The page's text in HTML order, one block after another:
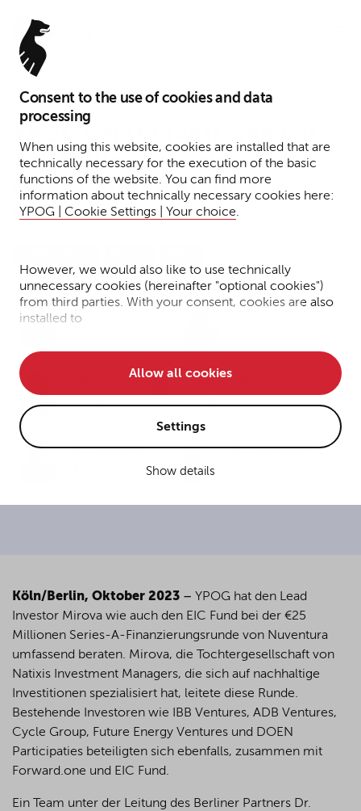
Consent to the use of cookies and data
processing
When using this website, cookies are installed that are
technically necessary for the execution of the basic
functions of the website. You can find more
information about technically necessary cookies here:
YPOG | Cookie Settings | Your choice.
However, we would also like to use technically
unnecessary cookies (hereinafter "optional cookies")
from third parties. With your consent, cookies are also
installed to
• improve the functionality of the website and
• Track your online behavior for targeted advertising
purposes.
By clicking on "Settings", you can individualize your
choice of optional cookies. You can revoke or change
your consent or selection at any time by clicking on the
cookiebutton at the bottom of our website.
For more details, see the cookie settings and our
privacy policy.
Allow all cookies
Settings
Show details
4. Oktober 2023
€25 Millionen Series-A-
Finanzierungsrunde von
Nuventura
Dr. Johannes
Dr. Benedikt
Dr. Ferdinand
Köln/Berlin, Oktober 2023 – YPOG hat den Lead
Investor Mirova wie auch den EIC Fund bei der €25
Millionen Series-A-Finanzierungsrunde von Nuventura
umfassend beraten. Mirova, die Tochtergesellschaft von
Natixis Investment Managers, die sich auf nachhaltige
Investitionen spezialisiert hat, leitete diese Runde.
Bestehende Investoren wie IBB Ventures, ADB Ventures,
Cycle Group, Future Energy Ventures und DOEN
Participaties beteiligten sich ebenfalls, zusammen mit
Forward.one und EIC Fund.
Ein Team unter der Leitung des Berliner Partners Dr.